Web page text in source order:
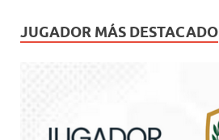
JUGADOR MÁS DESTACADO